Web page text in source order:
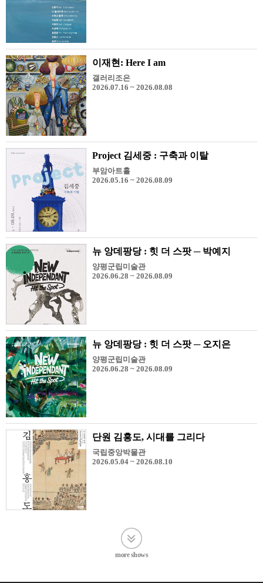
이재현: Here I am
갤러리조은
2026.07.16 ~ 2026.08.08
Project 김세중 : 구축과 이탈
부암아트홀
2026.05.16 ~ 2026.08.09
뉴 앙데팡당 : 힛 더 스팟 ─ 박예지
양평군립미술관
2026.06.28 ~ 2026.08.09
뉴 앙데팡당 : 힛 더 스팟 ─ 오지은
양평군립미술관
2026.06.28 ~ 2026.08.09
단원 김홍도, 시대를 그리다
국립중앙박물관
2026.05.04 ~ 2026.08.10
more shows